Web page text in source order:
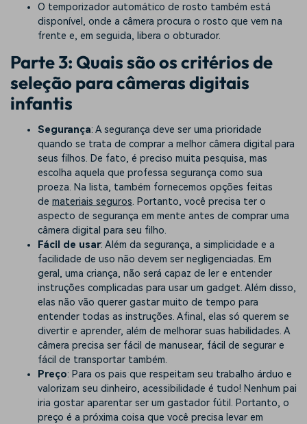
O temporizador automático de rosto também está
disponível, onde a câmera procura o rosto que vem na
frente e, em seguida, libera o obturador.
Parte 3: Quais são os critérios de
seleção para câmeras digitais
infantis
Segurança: A segurança deve ser uma prioridade
quando se trata de comprar a melhor câmera digital para
seus filhos. De fato, é preciso muita pesquisa, mas
escolha aquela que professa segurança como sua
proeza. Na lista, também fornecemos opções feitas
de materiais seguros. Portanto, você precisa ter o
aspecto de segurança em mente antes de comprar uma
câmera digital para seu filho.
Fácil de usar: Além da segurança, a simplicidade e a
facilidade de uso não devem ser negligenciadas. Em
geral, uma criança, não será capaz de ler e entender
instruções complicadas para usar um gadget. Além disso,
elas não vão querer gastar muito de tempo para
entender todas as instruções. Afinal, elas só querem se
divertir e aprender, além de melhorar suas habilidades. A
câmera precisa ser fácil de manusear, fácil de segurar e
fácil de transportar também.
Preço: Para os pais que respeitam seu trabalho árduo e
valorizam seu dinheiro, acessibilidade é tudo! Nenhum pai
iria gostar aparentar ser um gastador fútil. Portanto, o
preço é a próxima coisa que você precisa levar em